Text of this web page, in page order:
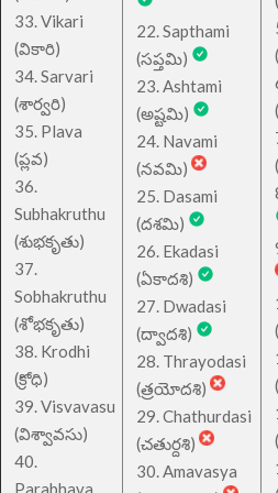
33. Vikari
(వికారి)
34. Sarvari
(శార్వరి)
35. Plava
(ప్లవ)
36.
Subhakruthu
(శుభకృతు)
37.
Sobhakruthu
(శోభకృతు)
38. Krodhi
(క్రోధి)
39. Visvavasu
(విశ్వావసు)
40.
Parabhava
22. Sapthami
(సప్తమి)
23. Ashtami
(అష్టమి)
24. Navami
(నవమి)
25. Dasami
(దశమి)
26. Ekadasi
(ఏకాదశి)
27. Dwadasi
(ద్వాదశి)
28. Thrayodasi
(త్రయోదశి)
29. Chathurdasi
(చతుర్దశి)
30. Amavasya